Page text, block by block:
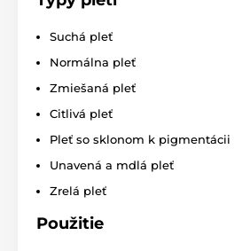
Suchá pleť
Normálna pleť
Zmiešaná pleť
Citlivá pleť
Pleť so sklonom k pigmentácii
Unavená a mdlá pleť
Zrelá pleť
Použitie